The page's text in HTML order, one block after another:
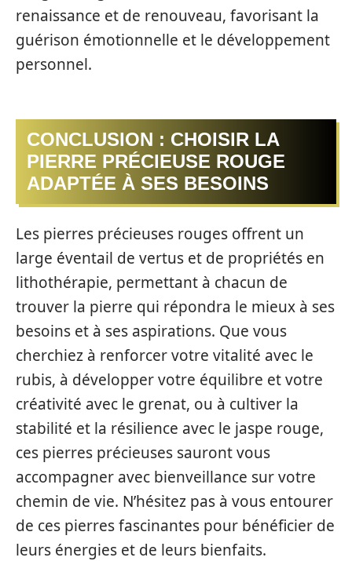
renaissance et de renouveau, favorisant la
guérison émotionnelle et le développement
personnel.
CONCLUSION : CHOISIR LA
PIERRE PRÉCIEUSE ROUGE
ADAPTÉE À SES BESOINS
Les pierres précieuses rouges offrent un
large éventail de vertus et de propriétés en
lithothérapie, permettant à chacun de
trouver la pierre qui répondra le mieux à ses
besoins et à ses aspirations. Que vous
cherchiez à renforcer votre vitalité avec le
rubis, à développer votre équilibre et votre
créativité avec le grenat, ou à cultiver la
stabilité et la résilience avec le jaspe rouge,
ces pierres précieuses sauront vous
accompagner avec bienveillance sur votre
chemin de vie. N’hésitez pas à vous entourer
de ces pierres fascinantes pour bénéficier de
leurs énergies et de leurs bienfaits.